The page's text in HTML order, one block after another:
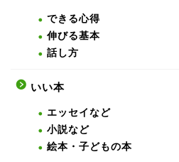
できる心得
伸びる基本
話し方
いい本
エッセイなど
小説など
絵本・子どもの本